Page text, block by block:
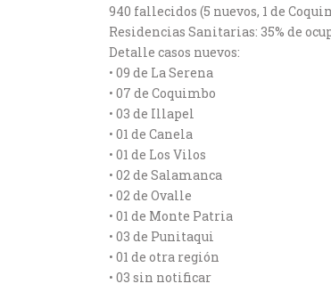
940 fallecidos (5 nuevos, 1 de
Residencias Sanitarias: 35% de
Detalle casos nuevos:
• 09 de La Serena
• 07 de Coquimbo
• 03 de Illapel
• 01 de Canela
• 01 de Los Vilos
• 02 de Salamanca
• 02 de Ovalle
• 01 de Monte Patria
• 03 de Punitaqui
• 01 de otra región
• 03 sin notificar